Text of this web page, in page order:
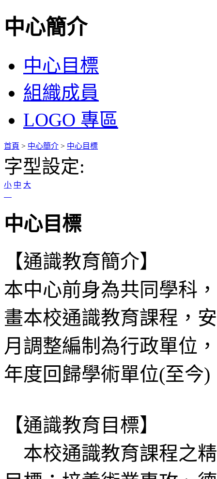
中心簡介
中心目標
組織成員
LOGO 專區
:::
首頁 > 中心簡介 > 中心目標
字型設定:
小 中 大
中心目標
【通識教育簡介】
本中心前身為共同學科
畫本校通識教育課程，
月調整編制為行政單位
年度回歸學術單位(至今)
【通識教育目標】
本校通識教育課程之